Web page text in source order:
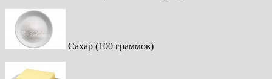
Сахар (100 граммов)